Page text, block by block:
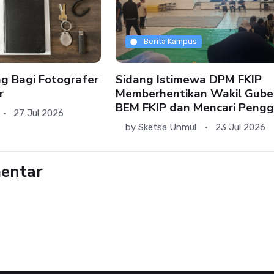
Bagi Fotografer
27 Jul 2026
Berita Kampus
Sidang Istimewa DPM FKIP
Memberhentikan Wakil
BEM FKIP dan Mencari
by Sketsa Unmul 23 Jul 2026